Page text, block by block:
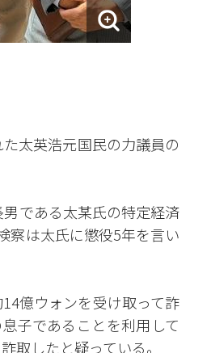
太英浩元国民の力議員の
である太某氏の特定経済
察は太氏に懲役5年を言い
億ウォンを受け取って詐
子であることを利用して
取したと疑っている。